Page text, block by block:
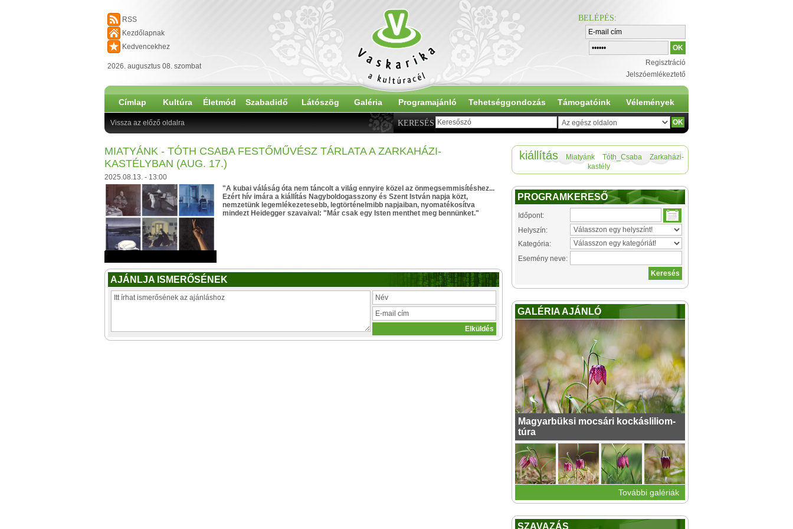
RSS
Kezdőlapnak
Kedvencekhez
2026. augusztus 08. szombat
BELÉPÉS:
Regisztráció
Jelszóemlékeztető
Címlap Kultúra Életmód Szabadidő Látószög Galéria Programajánló Tehetséggondozás Támogatóink Vélemények
KERESÉS
Vissza az előző oldalra
MIATYÁNK - TÓTH CSABA FESTŐMŰVÉSZ TÁRLATA A ZARKAHÁZI-
KASTÉLYBAN (AUG. 17.)
2025.08.13. - 13:00
"A kubai váláság óta nem táncolt a világ ennyire közel az önmegsemmisítéshez...
Ezért hív imára a kiállítás Nagyboldogasszony és Szent István napja közt,
nemzetünk legemlékezetesebb, legtörténelmibb napjaiban, nyomatékosítva
mindezt Heidegger szavaival: "Már csak egy Isten menthet meg bennünket."
AJÁNLJA ISMERŐSÉNEK
kiállítás Miatyánk Tóth_Csaba
Zarkaházi-
kastély
PROGRAMKERESŐ
Időpont:
Helyszín:
Kategória:
Esemény neve:
GALÉRIA AJÁNLÓ
Magyarbüksi mocsári kockásliliom-
túra
További galériák
SZAVAZÁS